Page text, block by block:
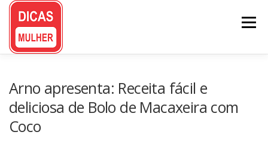
Pular
conteúdo
Menu
Arno apresenta: Receita fácil e
deliciosa de Bolo de Macaxeira com
Coco